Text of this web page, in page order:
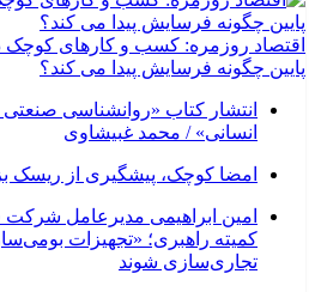
اقتصاد روزمره: کسب‌ و کارهای کوچک در
پایین چگونه فرسایش پیدا می کند؟
انتشار کتاب «روانشناسی
انسانی» / محمد غبیشاوی
امضا کوچک، پیشگیری از ریسک
امین ابراهیمی مدیرعامل
کمیته راهبری؛ «تجهیزات
تجاری‌سازی شوند